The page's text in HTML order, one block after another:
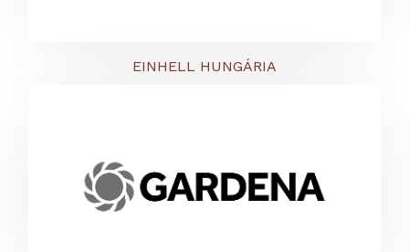
EINHELL HUNGÁRIA